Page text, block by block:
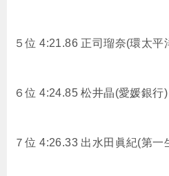
５位 4:21.86 正司瑠奈(環太平
６位 4:24.85 松井晶(愛媛銀行)
７位 4:26.33 出水田眞紀(第一